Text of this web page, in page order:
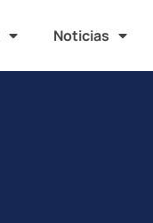
Noticias